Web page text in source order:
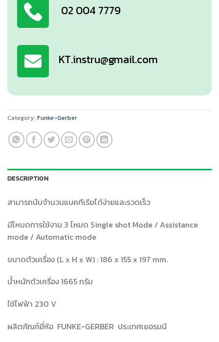
02 004 7779
KT.instru@gmail.com
Category: Funke-Gerber
DESCRIPTION
สามารถนับจำนวนแบคทีเรียได้ง่ายและรวดเร็ว
มีโหมดการใช้งาน 3 โหมด Single shot Mode / Assistance
mode / Automatic mode
ขนาดตัวเครื่อง (L x H x W) : 186 x 155 x 197 mm.
น้ำหนักตัวเครื่อง 1665 กรัม
ใช้ไฟฟ้า 230 V
ผลิตภัณฑ์ยี่ห้อ FUNKE-GERBER ประเทศเยอรมนี